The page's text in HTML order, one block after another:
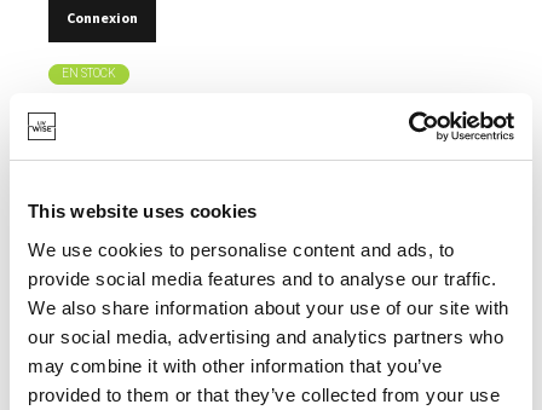
This website uses cookies
We use cookies to personalise content and ads, to
provide social media features and to analyse our traffic.
We also share information about your use of our site with
our social media, advertising and analytics partners who
may combine it with other information that you’ve
provided to them or that they’ve collected from your use
Connexion
EN STOCK
LE COUVERCLE DIVISIBLE PEUT ÊTRE UTILISÉ COMME
AVEC BEC VERSEUR.
ANNEAU ANTIDÉRAPANT.
SPÉCIFICATIONS